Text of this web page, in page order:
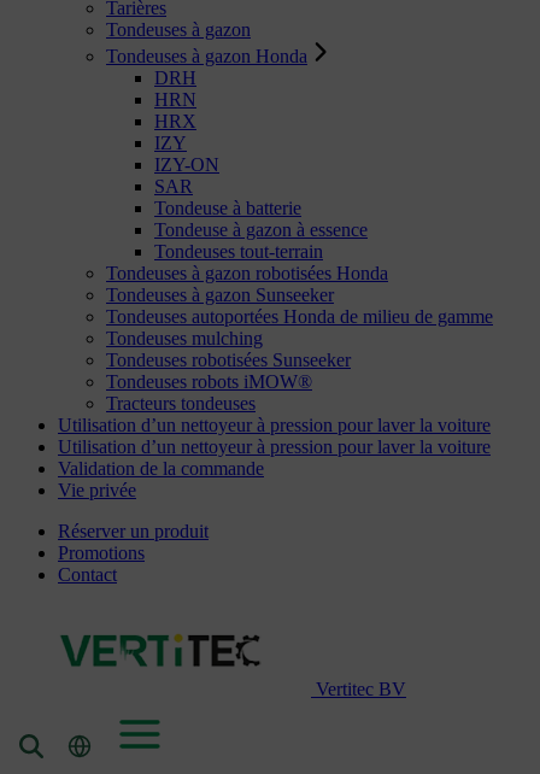
Tarières
Tondeuses à gazon
Tondeuses à gazon Honda
DRH
HRN
HRX
IZY
IZY-ON
SAR
Tondeuse à batterie
Tondeuse à gazon à essence
Tondeuses tout-terrain
Tondeuses à gazon robotisées Honda
Tondeuses à gazon Sunseeker
Tondeuses autoportées Honda de milieu de gamme
Tondeuses mulching
Tondeuses robotisées Sunseeker
Tondeuses robots iMOW®
Tracteurs tondeuses
Utilisation d’un nettoyeur à pression pour laver la voiture
Utilisation d’un nettoyeur à pression pour laver la voiture
Validation de la commande
Vie privée
Réserver un produit
Promotions
Contact
Vertitec BV